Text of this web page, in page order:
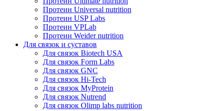
Протеин Universal nutrition
Протеин USP Labs
Протеин VPLab
Протеин Weider nutrition
Для связок и суставов
Для связок Biotech USA
Для связок Form Labs
Для связок GNC
Для связок Hi-Tech
Для связок MyProtein
Для связок Nutrend
Для связок Olimp labs nutrition